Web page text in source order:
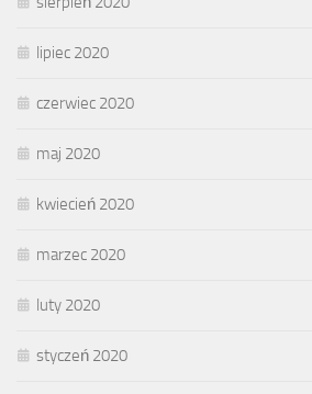
lipiec 2020
czerwiec 2020
maj 2020
kwiecień 2020
marzec 2020
luty 2020
styczeń 2020